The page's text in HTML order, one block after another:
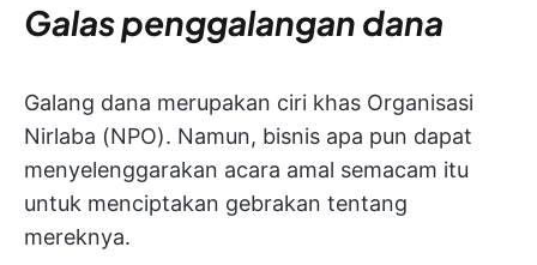
Galas penggalangan dana
Galang dana merupakan ciri khas Organisasi
Nirlaba (NPO). Namun, bisnis apa pun dapat
menyelenggarakan acara amal semacam itu
untuk menciptakan gebrakan tentang
mereknya.